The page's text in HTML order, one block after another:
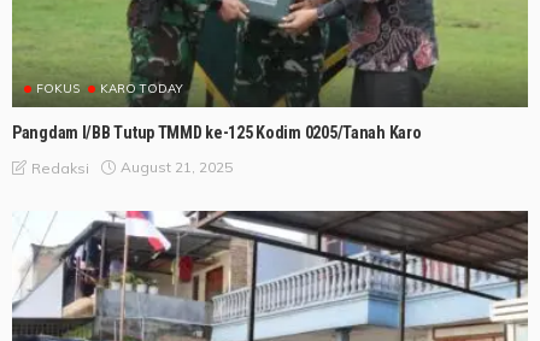
FOKUS KARO TODAY
Pangdam I/BB Tutup TMMD ke-125 Kodim 0205/Tanah Karo
Redaksi August 21, 2025